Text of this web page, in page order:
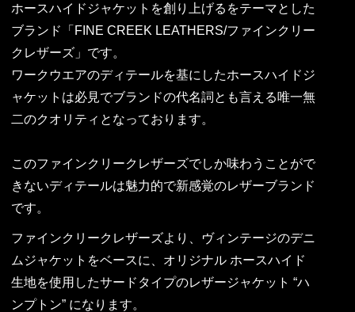
ホースハイドジャケットを創り上げるをテーマとした
ブランド「FINE CREEK LEATHERS/ファインクリー
クレザーズ」です。
ワークウエアのディテールを基にしたホースハイドジ
ャケットは必見でブランドの代名詞とも言える唯一無
二のクオリティとなっております。
このファインクリークレザーズでしか味わうことがで
きないディテールは魅力的で新感覚のレザーブランド
です。
ファインクリークレザーズより、ヴィンテージのデニ
ムジャケットをベースに、オリジナル ホースハイド
生地を使用したサードタイプのレザージャケット “ハ
ンプトン” になります。